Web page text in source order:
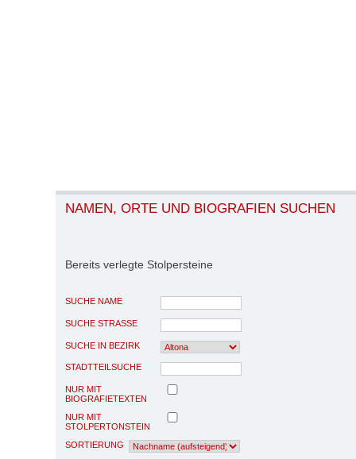
NAMEN, ORTE UND BIOGRAFIEN SUCHEN
Bereits verlegte Stolpersteine
SUCHE NAME
SUCHE STRASSE
SUCHE IN BEZIRK
STADTTEILSUCHE
NUR MIT
BIOGRAFIETEXTEN
NUR MIT
STOLPERTONSTEIN
SORTIERUNG